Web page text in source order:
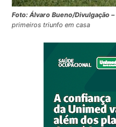
Foto: Álvaro Bueno/Divulgação –
primeiros triunfo em casa